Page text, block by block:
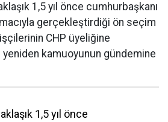
1,5 yıl önce cumhurbaşkanı
gerçekleştirdiği ön seçim
CHP üyeliğine
yeniden kamuoyunun gündemine
1,5 yıl önce